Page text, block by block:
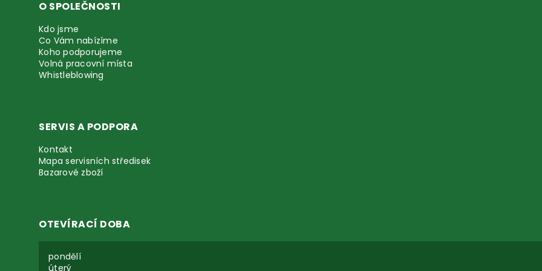
O SPOLEČNOSTI
Kdo jsme
Co Vám nabízíme
Koho podporujeme
Volná pracovní místa
Whistleblowing
SERVIS A PODPORA
Kontakt
Mapa servisních středisek
Bazarové zboží
OTEVÍRACÍ DOBA
pondělí
úterý